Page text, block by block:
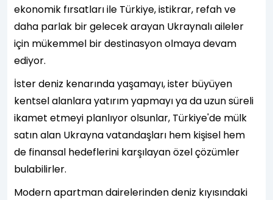
ekonomik fırsatları ile Türkiye, istikrar, refah ve
daha parlak bir gelecek arayan Ukraynalı aileler
için mükemmel bir destinasyon olmaya devam
ediyor.
İster deniz kenarında yaşamayı, ister büyüyen
kentsel alanlara yatırım yapmayı ya da uzun süreli
ikamet etmeyi planlıyor olsunlar, Türkiye'de mülk
satın alan Ukrayna vatandaşları hem kişisel hem
de finansal hedeflerini karşılayan özel çözümler
bulabilirler.
Modern apartman dairelerinden deniz kıyısındaki